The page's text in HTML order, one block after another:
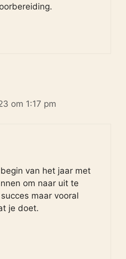
om 1:17 pm
van het jaar met
om naar uit te
maar vooral
je doet.